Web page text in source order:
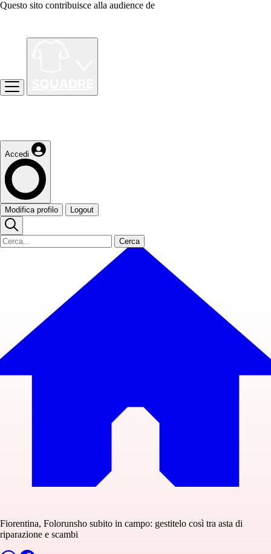
Questo sito contribuisce alla audience de
Accedi
Modifica profilo Logout
Cerca
Fiorentina, Folorunsho subito in campo: gestitelo così tra asta di
riparazione e scambi